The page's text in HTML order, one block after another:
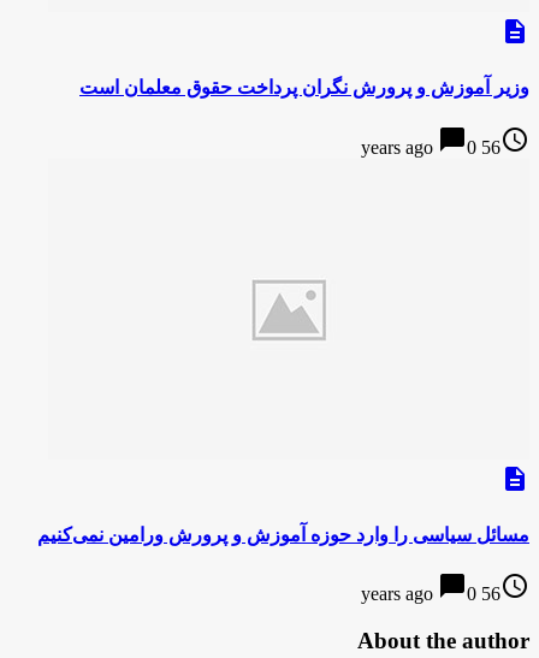
description
وزیر آموزش و پرورش نگران پرداخت حقوق معلمان است
access_time
56 years ago
chat_bubble0
description
مسائل سیاسی را وارد حوزه آموزش و پرورش ورامین نمی‌کنیم
access_time
56 years ago
chat_bubble0
About the author